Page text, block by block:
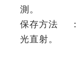
測。
保存方法 ：
光直射。